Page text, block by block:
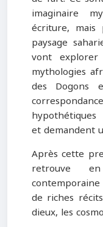
imaginaire
écriture, mais
paysage
vont
mythologies
des Dogons
hypothétiques
et demandent
Après cette
retrouve
de riches
dieux, les